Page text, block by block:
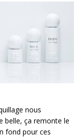
nous
belle, ça remonte le
fond pour ces